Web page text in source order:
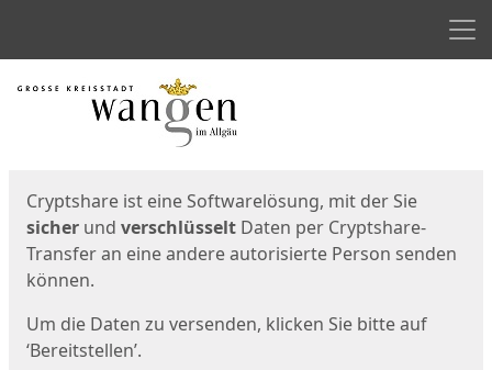
Start
Cryptshare ist eine Softwarelösung, mit der Sie
sicher und verschlüsselt Daten per Cryptshare-
Transfer an eine andere autorisierte Person senden
können.
Um die Daten zu versenden, klicken Sie bitte auf
‘Bereitstellen’.